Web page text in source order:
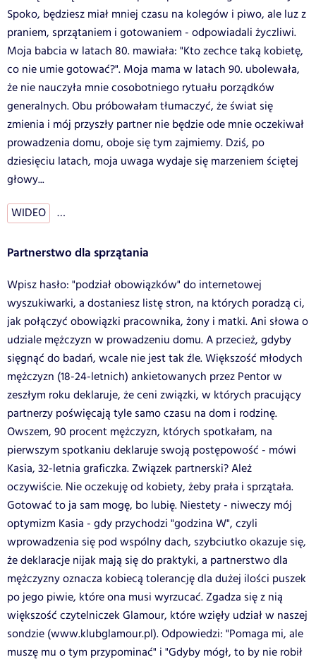
Spoko, będziesz miał mniej czasu na kolegów i piwo, ale luz z
praniem, sprzątaniem i gotowaniem - odpowiadali życzliwi.
Moja babcia w latach 80. mawiała: "Kto zechce taką kobietę,
co nie umie gotować?". Moja mama w latach 90. ubolewała,
że nie nauczyła mnie cosobotniego rytuału porządków
generalnych. Obu próbowałam tłumaczyć, że świat się
zmienia i mój przyszły partner nie będzie ode mnie oczekiwał
prowadzenia domu, oboje się tym zajmiemy. Dziś, po
dziesięciu latach, moja uwaga wydaje się marzeniem ściętej
głowy...
WIDEO …
Partnerstwo dla sprzątania
Wpisz hasło: "podział obowiązków" do internetowej
wyszukiwarki, a dostaniesz listę stron, na których poradzą ci,
jak połączyć obowiązki pracownika, żony i matki. Ani słowa o
udziale mężczyzn w prowadzeniu domu. A przecież, gdyby
sięgnąć do badań, wcale nie jest tak źle. Większość młodych
mężczyzn (18-24-letnich) ankietowanych przez Pentor w
zeszłym roku deklaruje, że ceni związki, w których pracujący
partnerzy poświęcają tyle samo czasu na dom i rodzinę.
Owszem, 90 procent mężczyzn, których spotkałam, na
pierwszym spotkaniu deklaruje swoją postępowość - mówi
Kasia, 32-letnia graficzka. Związek partnerski? Ależ
oczywiście. Nie oczekuję od kobiety, żeby prała i sprzątała.
Gotować to ja sam mogę, bo lubię. Niestety - niweczy mój
optymizm Kasia - gdy przychodzi "godzina W", czyli
wprowadzenia się pod wspólny dach, szybciutko okazuje się,
że deklaracje nijak mają się do praktyki, a partnerstwo dla
mężczyzny oznacza kobiecą tolerancję dla dużej ilości puszek
po jego piwie, które ona musi wyrzucać. Zgadza się z nią
większość czytelniczek Glamour, które wzięły udział w naszej
sondzie (www.klubglamour.pl). Odpowiedzi: "Pomaga mi, ale
muszę mu o tym przypominać" i "Gdyby mógł, to by nie robił